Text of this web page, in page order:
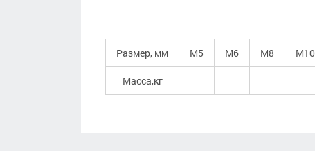
Размер, мм М5 М6 М8 М10
Масса,кг